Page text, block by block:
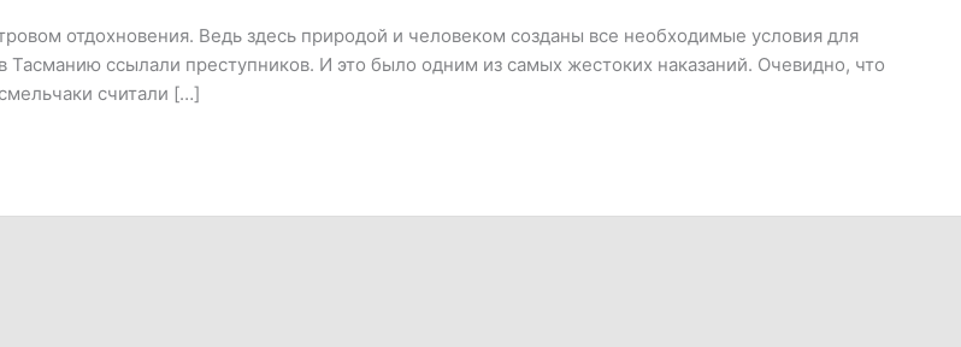
отдохновения. Ведь здесь природой и человеком созданы все необходимые условия для
ссылали преступников. И это было одним из самых жестоких наказаний. Очевидно, что
считали […]